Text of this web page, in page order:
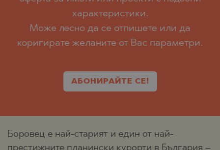
характеристики.
Може лесно да се отпишете или да
коригирате желаните от Вас параметри.
АБОНИРАЙТЕ СЕ!
Боровец е най-старият и един от най-